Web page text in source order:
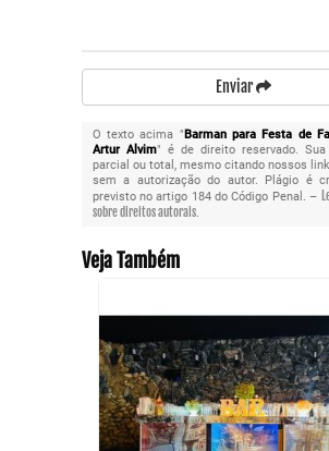
Enviar
O texto acima "Barman para Festa de
Artur Alvim" é de direito reservado. Sua
parcial ou total, mesmo citando nossos
sem a autorização do autor. Plágio é
previsto no artigo 184 do Código Penal. –
sobre direitos autorais.
Veja Também